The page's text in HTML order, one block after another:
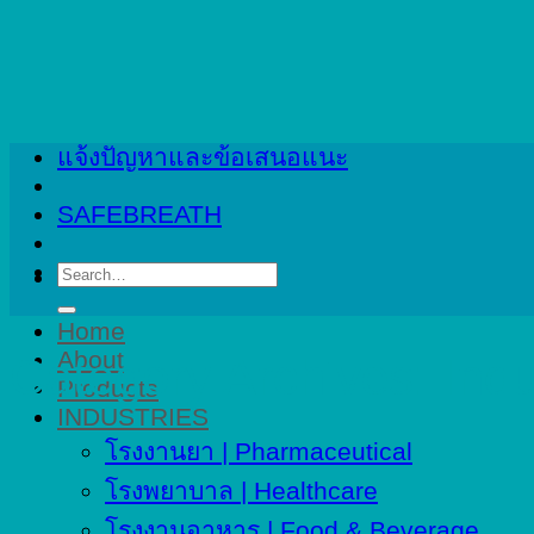
Home
About
Products
INDUSTRIES
โรงงานยา | Pharmaceutical
โรงพยาบาล | Healthcare
แจ้งปัญหาและข้อเสนอแนะ
SAFEBREATH
Search
Category Archives: